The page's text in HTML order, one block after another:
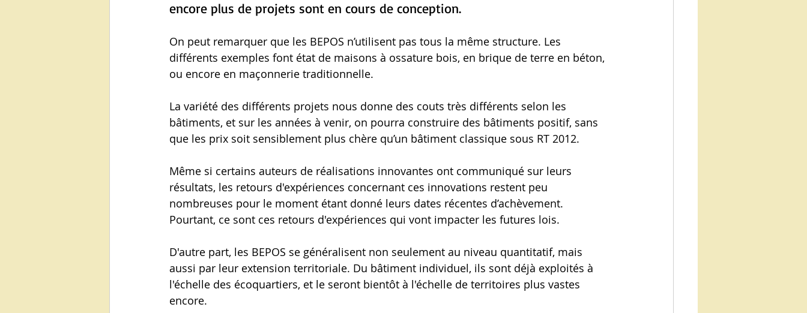
encore plus de projets sont en cours de conception.
On peut remarquer que les BEPOS n’utilisent pas tous la même structure. Les
différents exemples font état de maisons à ossature bois, en brique de terre en béton,
ou encore en maçonnerie traditionnelle.
La variété des différents projets nous donne des couts très différents selon les
bâtiments, et sur les années à venir, on pourra construire des bâtiments positif, sans
que les prix soit sensiblement plus chère qu’un bâtiment classique sous RT 2012.
Même si certains auteurs de réalisations innovantes ont communiqué sur leurs
résultats, les retours d'expériences concernant ces innovations restent peu
nombreuses pour le moment étant donné leurs dates récentes d’achèvement.
Pourtant, ce sont ces retours d'expériences qui vont impacter les futures lois.
D'autre part, les BEPOS se généralisent non seulement au niveau quantitatif, mais
aussi par leur extension territoriale. Du bâtiment individuel, ils sont déjà exploités à
l'échelle des écoquartiers, et le seront bientôt à l'échelle de territoires plus vastes
encore.